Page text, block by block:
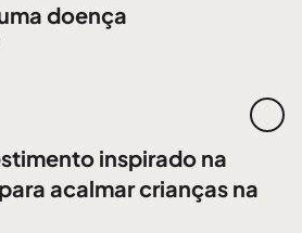
doença
inspirado na
acalmar crianças na